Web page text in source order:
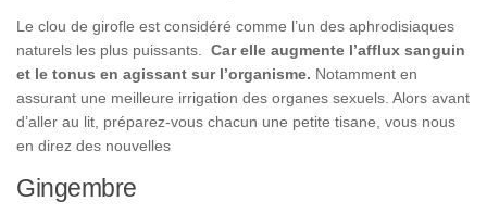
Le clou de girofle est considéré comme l’un des aphrodisiaques
naturels les plus puissants. Car elle augmente l’afflux sanguin
et le tonus en agissant sur l’organisme. Notamment en
assurant une meilleure irrigation des organes sexuels. Alors avant
d’aller au lit, préparez-vous chacun une petite tisane, vous nous
en direz des nouvelles
Gingembre